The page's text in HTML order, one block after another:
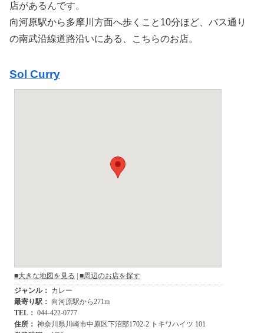
店があるんです。
向河原駅から多摩川方面へ歩くこと10分ほど、バス通り
の南武沿線道路沿いにある、こちらのお店。
Sol Curry